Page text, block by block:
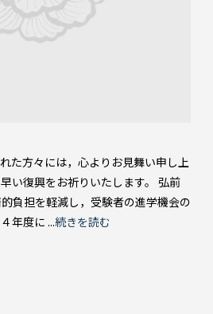
た方々には，心よりお見舞い申し上
い復興をお祈りいたします。 弘前
負担を軽減し，受験者の進学機会の
年度に ...続きを読む